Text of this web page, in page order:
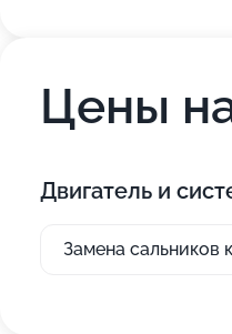
Цены
Двигатель и
Замена сальников